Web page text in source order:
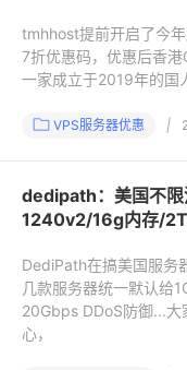
tmhhost提前开启了今
7折优惠码，优惠后香
一家成立于2019年的国
VPS服务器优惠 |
dedipath：美国不
1240v2/16g内存/
DediPath在搞美国服务
几款服务器统一默认给
20Gbps DDoS防御...大
心，